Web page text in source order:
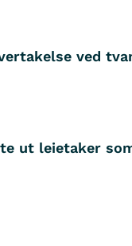
ved
ut leietaker